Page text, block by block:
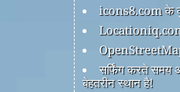
icons8.com
Locationiq.com
सर्फिंग करते समय
बेहतरीन स्थान है!